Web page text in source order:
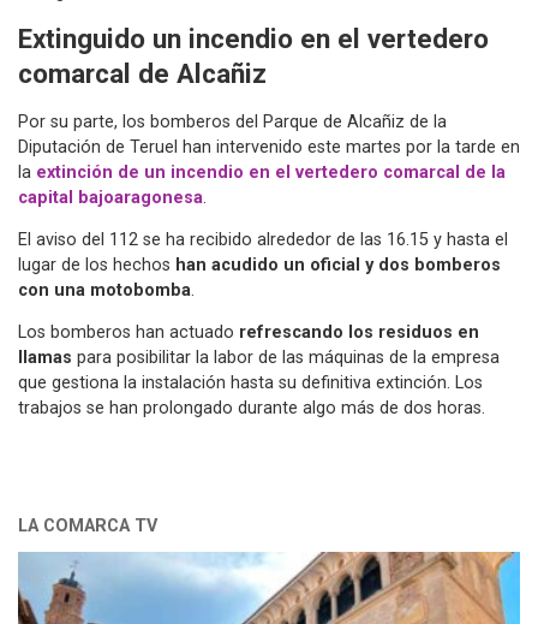
Extinguido un incendio en el vertedero
comarcal de Alcañiz
Por su parte, los bomberos del Parque de Alcañiz de la
Diputación de Teruel han intervenido este martes por la tarde en
la extinción de un incendio en el vertedero comarcal de la
capital bajoaragonesa.
El aviso del 112 se ha recibido alrededor de las 16.15 y hasta el
lugar de los hechos han acudido un oficial y dos bomberos
con una motobomba.
Los bomberos han actuado refrescando los residuos en
llamas para posibilitar la labor de las máquinas de la empresa
que gestiona la instalación hasta su definitiva extinción. Los
trabajos se han prolongado durante algo más de dos horas.
LA COMARCA TV